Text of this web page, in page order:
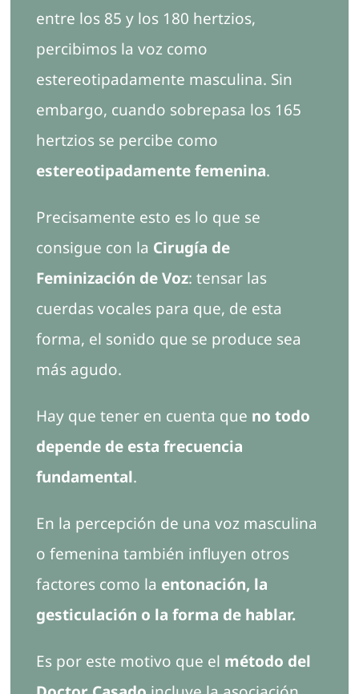
entre los 85 y los 180 hertzios,
percibimos la voz como
estereotipadamente masculina. Sin
embargo, cuando sobrepasa los 165
hertzios se percibe como
estereotipadamente femenina.
Precisamente esto es lo que se
consigue con la Cirugía de
Feminización de Voz: tensar las
cuerdas vocales para que, de esta
forma, el sonido que se produce sea
más agudo.
Hay que tener en cuenta que no todo
depende de esta frecuencia
fundamental.
En la percepción de una voz masculina
o femenina también influyen otros
factores como la entonación, la
gesticulación o la forma de hablar.
Es por este motivo que el método del